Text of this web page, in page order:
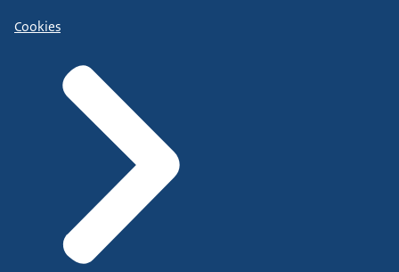
Cookies